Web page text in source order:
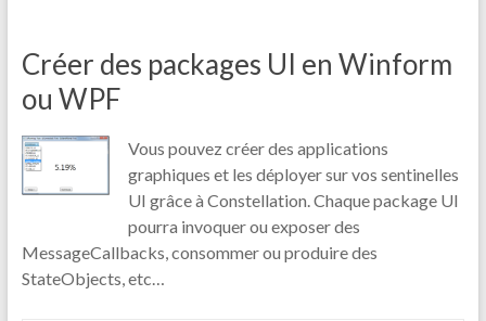
Créer des packages UI en Winform
ou WPF
Vous pouvez créer des applications
graphiques et les déployer sur vos sentinelles
UI grâce à Constellation. Chaque package UI
pourra invoquer ou exposer des
MessageCallbacks, consommer ou produire des
StateObjects, etc…